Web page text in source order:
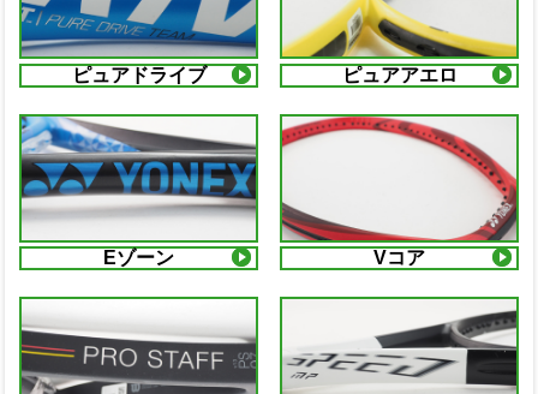
ピュアドライブ ピュアアエロ
Eゾーン Vコア